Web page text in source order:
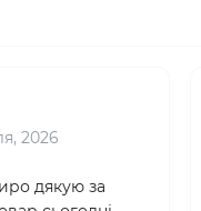
2026
дякую за